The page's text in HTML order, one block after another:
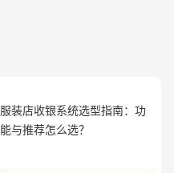
服装店收银系统选型指南：功
能与推荐怎么选？